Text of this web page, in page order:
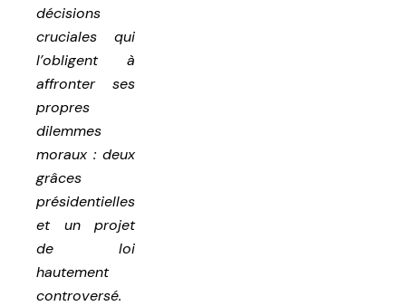
décisions
cruciales qui
l’obligent à
affronter ses
propres
dilemmes
moraux : deux
grâces
présidentielles
et un projet
de loi
hautement
controversé.